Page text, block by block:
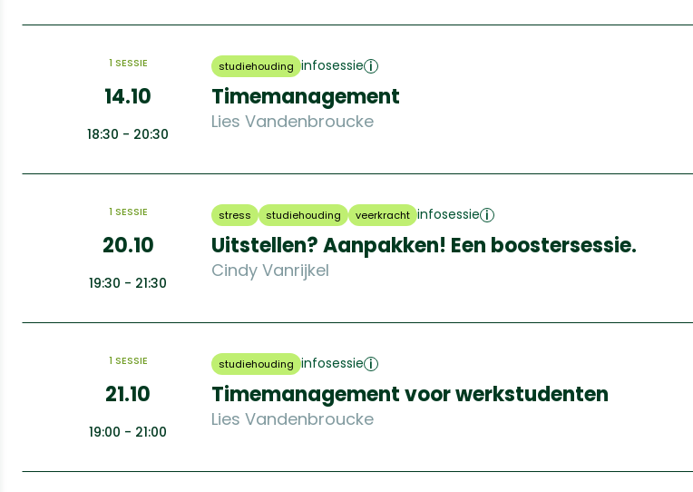
studiehouding infosessie
Timemanagement
Lies Vandenbroucke
1 SESSIE
14.10
18:30 - 20:30
stress studiehouding veerkracht infosessie
Uitstellen? Aanpakken! Een boostersessie.
Cindy Vanrijkel
1 SESSIE
20.10
19:30 - 21:30
studiehouding infosessie
Timemanagement voor werkstudenten
Lies Vandenbroucke
1 SESSIE
21.10
19:00 - 21:00